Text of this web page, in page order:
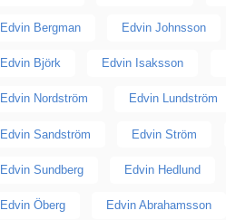
Edvin Bergman Edvin Johnsson
Edvin Björk Edvin Isaksson
Edvin Nordström Edvin Lundström
Edvin Sandström Edvin Ström
Edvin Sundberg Edvin Hedlund
Edvin Öberg Edvin Abrahamsson